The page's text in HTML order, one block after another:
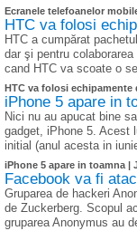
Ecranele telefoanelor
HTC va folosi
HTC a cumpărat
dar şi pentru
cand HTC va scoate o
HTC va folosi echipamente
iPhone 5 apare in
Nici nu au apucat bine
gadget, iPhone 5. Acest
initial (anul acesta in
iPhone 5 apare in toamna |
Facebook va fi
Gruparea de hackeri
de Zuckerberg. Scopul
gruparea Anonymus au